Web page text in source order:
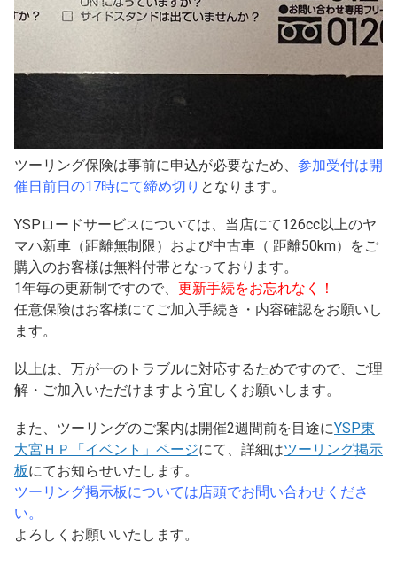
ツーリング保険は事前に申込が必要なため、 参加受付は開
催日前日の17時にて締め切り となります。
YSPロードサービスについては、当店にて126cc以上のヤ
マハ新車（距離無制限）および中古車（ 距離50km）をご
購入のお客様は無料付帯となっております。
1年毎の更新制ですので、 更新手続をお忘れなく！
任意保険はお客様にてご加入手続き・内容確認をお願いし
ます。
以上は、万が一のトラブルに対応するためですので、ご理
解・ご加入いただけますよう宜しくお願いします。
また、ツーリングのご案内は開催2週間前を目途にYSP東
大宮ＨＰ「イベント」ページにて、詳細はツーリング掲示
板にてお知らせいたします。
ツーリング掲示板については店頭でお問い合わせくださ
い。
よろしくお願いいたします。